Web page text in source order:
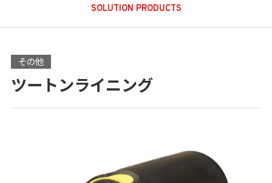
SOLUTION PRODUCTS
その他
ツートンライニング